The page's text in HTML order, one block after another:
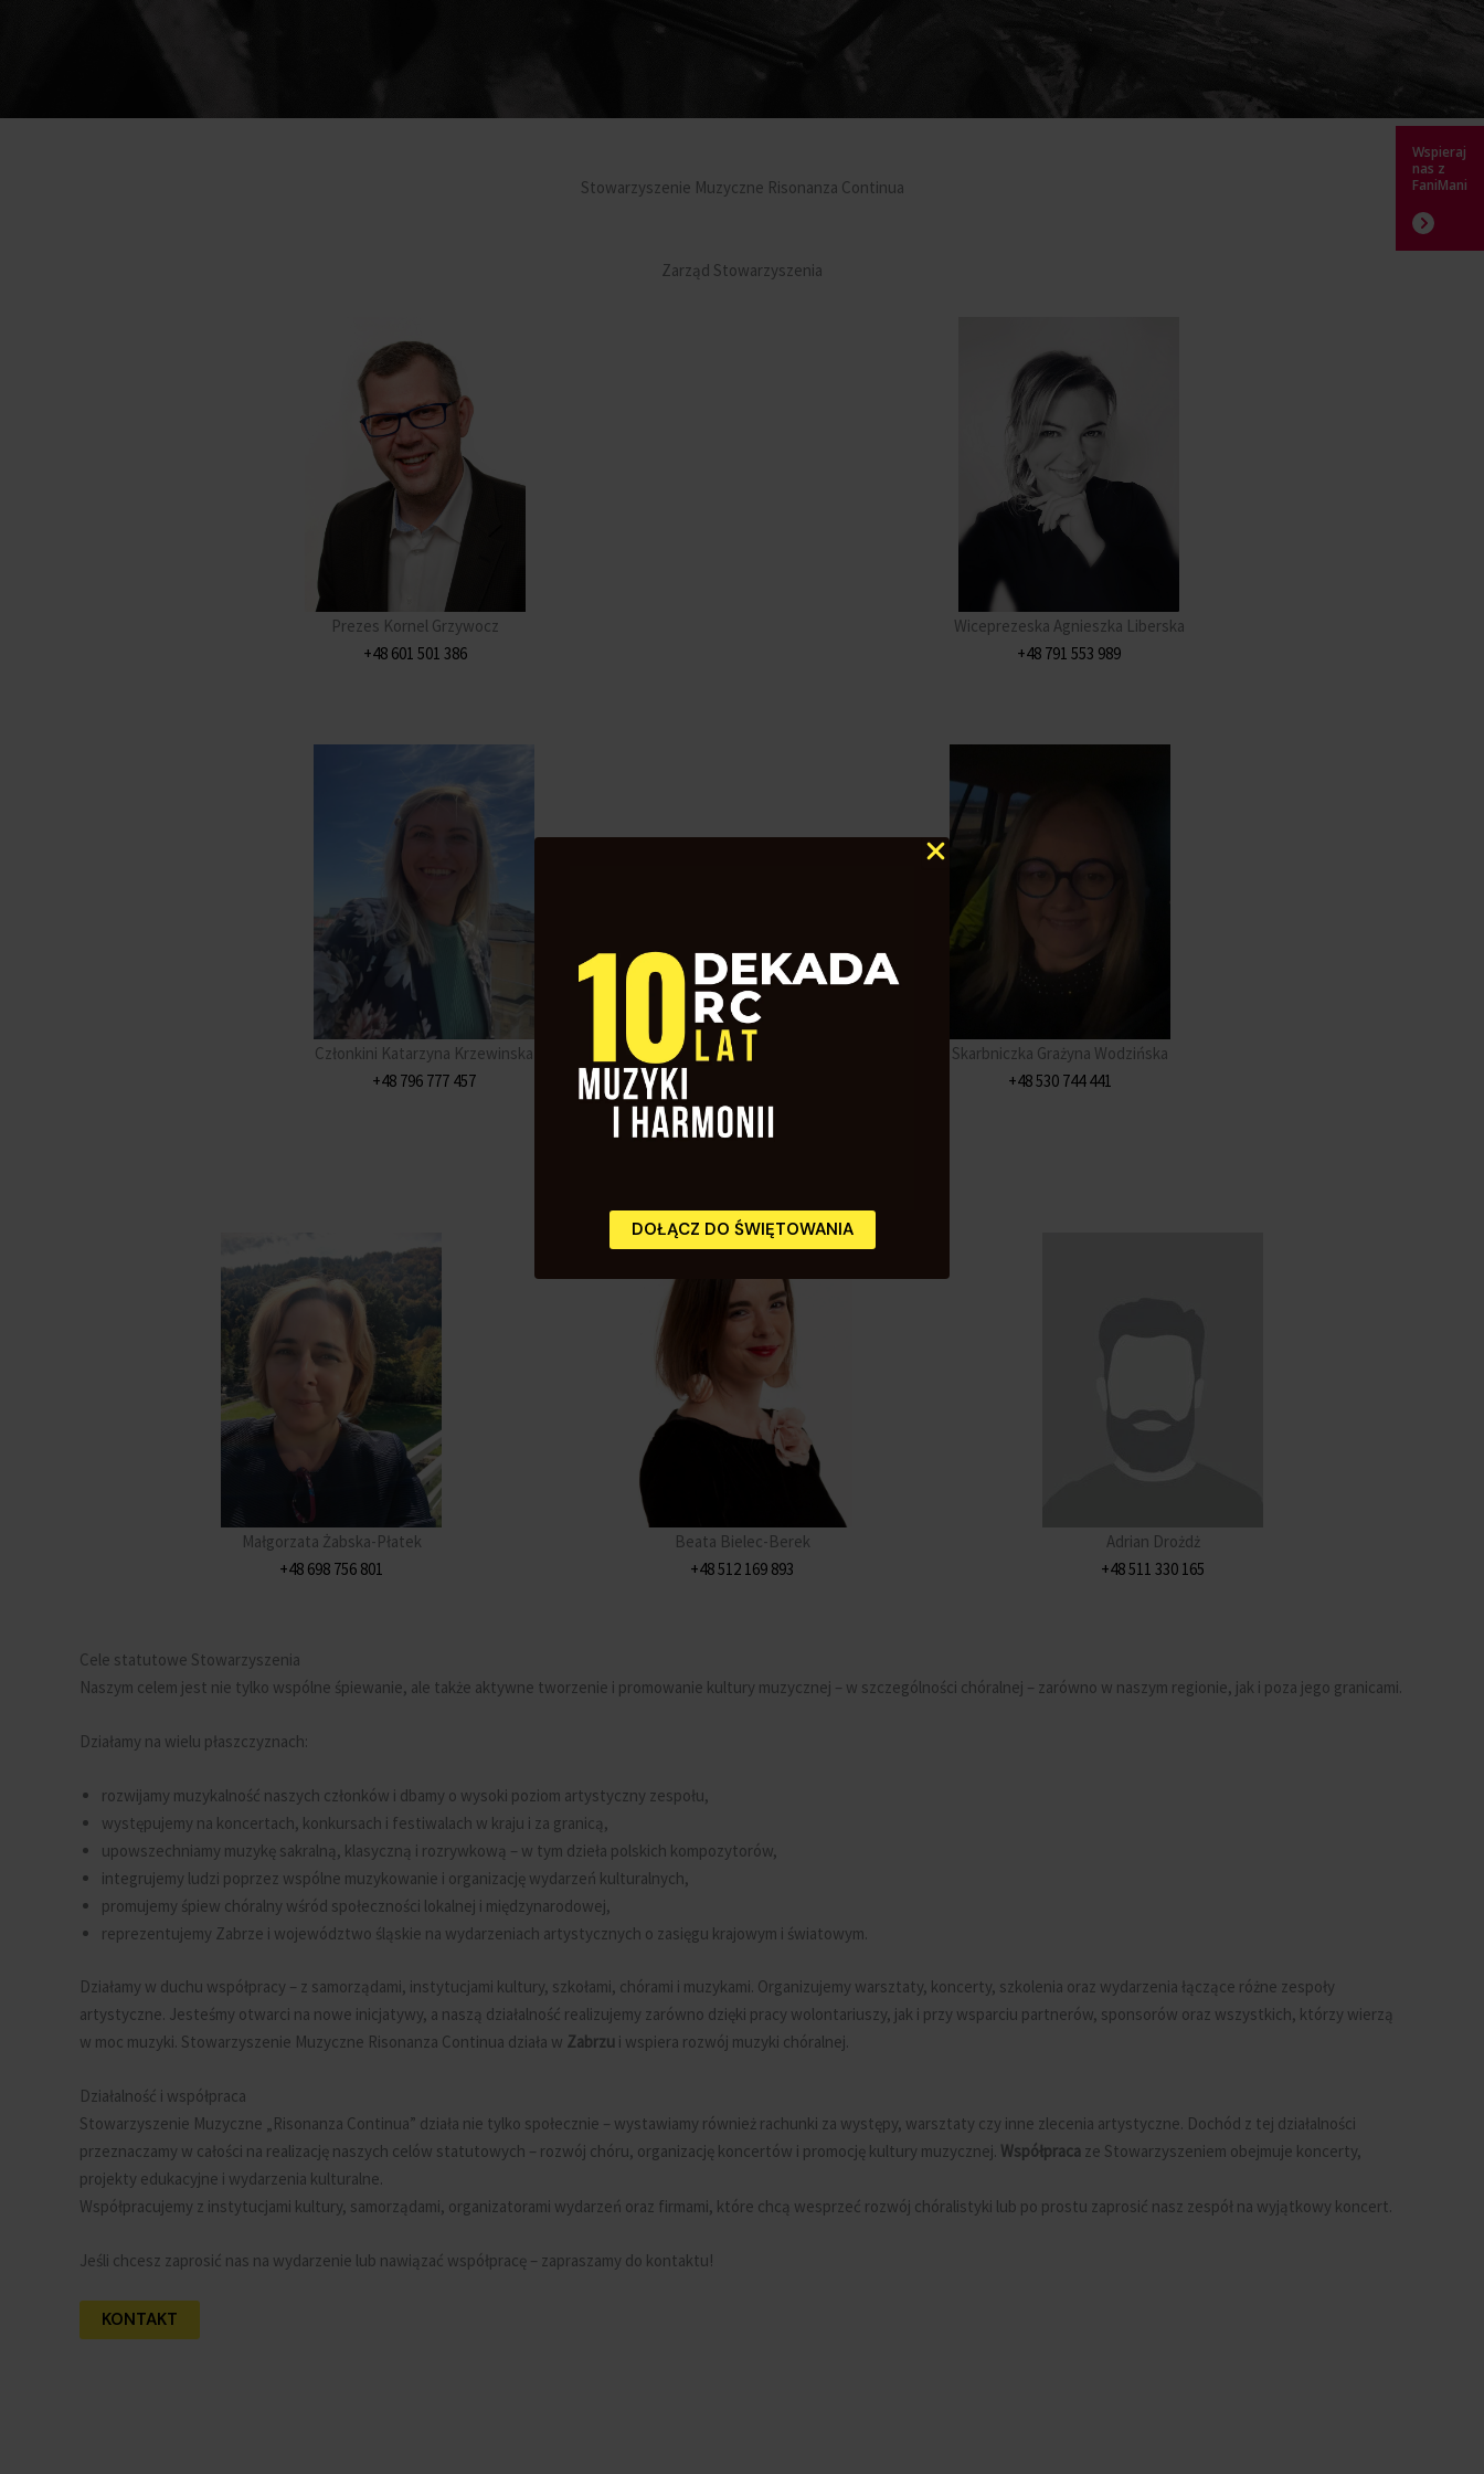
DOŁĄCZ DO ŚWIĘTOWANIA
Stowarzyszenie Muzyczne Risonanza Continua
Zarząd Stowarzyszenia
Prezes Kornel Grzywocz
+48 601 501 386
Wiceprezeska Agnieszka Liberska
+48 791 553 989
Członkini Katarzyna Krzewinska
+48 796 777 457
Skarbniczka Grażyna Wodzińska
+48 530 744 441
Małgorzata Żabska-Płatek
+48 698 756 801
Beata Bielec-Berek
+48 512 169 893
Adrian Drożdż
+48 511 330 165
Cele statutowe Stowarzyszenia
Naszym celem jest nie tylko wspólne śpiewanie, ale także aktywne tworzenie i promowanie kultury muzycznej – w szczególności chóralnej – zarówno w naszym regionie, jak i poza jego granicami.
Działamy na wielu płaszczyznach:
rozwijamy muzykalność naszych członków i dbamy o wysoki poziom artystyczny zespołu,
występujemy na koncertach, konkursach i festiwalach w kraju i za granicą,
upowszechniamy muzykę sakralną, klasyczną i rozrywkową – w tym dzieła polskich kompozytorów,
integrujemy ludzi poprzez wspólne muzykowanie i organizację wydarzeń kulturalnych,
promujemy śpiew chóralny wśród społeczności lokalnej i międzynarodowej,
reprezentujemy Zabrze i województwo śląskie na wydarzeniach artystycznych o zasięgu krajowym i światowym.
Działamy w duchu współpracy – z samorządami, instytucjami kultury, szkołami, chórami i muzykami. Organizujemy warsztaty, koncerty, szkolenia oraz wydarzenia łączące różne zespoły
artystyczne. Jesteśmy otwarci na nowe inicjatywy, a naszą działalność realizujemy zarówno dzięki pracy wolontariuszy, jak i przy wsparciu partnerów, sponsorów oraz wszystkich, którzy wierzą
w moc muzyki. Stowarzyszenie Muzyczne Risonanza Continua działa w Zabrzu i wspiera rozwój muzyki chóralnej.
Działalność i współpraca
Stowarzyszenie Muzyczne „Risonanza Continua” działa nie tylko społecznie – wystawiamy również rachunki za występy, warsztaty czy inne zlecenia artystyczne. Dochód z tej działalności
przeznaczamy w całości na realizację naszych celów statutowych – rozwój chóru, organizację koncertów i promocję kultury muzycznej. Współpraca ze Stowarzyszeniem obejmuje koncerty,
projekty edukacyjne i wydarzenia kulturalne.
Współpracujemy z instytucjami kultury, samorządami, organizatorami wydarzeń oraz firmami, które chcą wesprzeć rozwój chóralistyki lub po prostu zaprosić nasz zespół na wyjątkowy koncert.
Jeśli chcesz zaprosić nas na wydarzenie lub nawiązać współpracę – zapraszamy do kontaktu!
KONTAKT
Wspieraj
nas z
FaniMani